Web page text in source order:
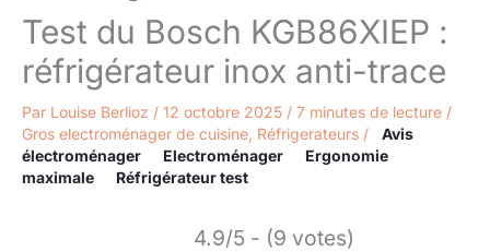
Test du Bosch KGB86XIEP :
réfrigérateur inox anti-trace
Par Louise Berlioz / 12 octobre 2025 / 7 minutes de lecture /
Gros electroménager de cuisine Réfrigerateurs /
Avis
électroménager
Electroménager
Ergonomie
maximale
Réfrigérateur test
4.9/5 - (9 votes)